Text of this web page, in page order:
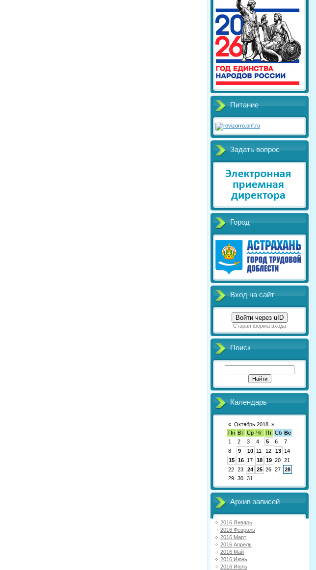
Питание
Задать вопрос
Город
Вход на сайт
Войти через uID
Старая форма входа
Поиск
Календарь
« Октябрь 2018 »
Пн Вт Ср Чт Пт Сб Вс
1
2 3 4 5 6
7
8
9 10 11 12 13 14
15 16 17 18 19 20 21
22 23 24 25 26 27
28
29 30 31
Архив записей
2016 Январь
2016 Февраль
2016 Март
2016 Апрель
2016 Май
2016 Июнь
2016 Июль